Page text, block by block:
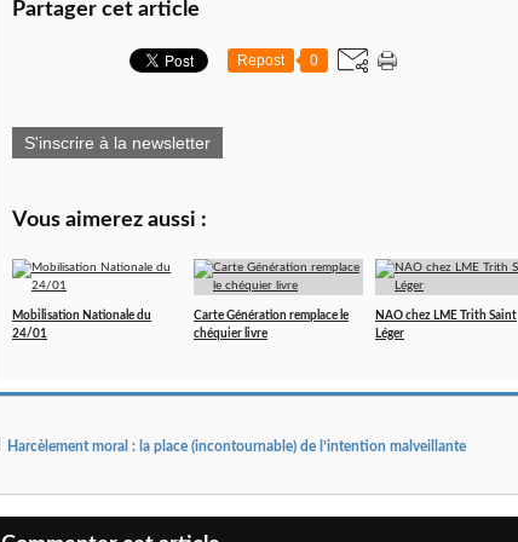
Partager cet article
Repost 0
S'inscrire à la newsletter
Vous aimerez aussi :
Mobilisation Nationale du
24/01
Carte Génération remplace le
chéquier livre
NAO chez LME Trith Saint
Léger
Harcèlement moral : la place (incontournable) de l’intention malveillante